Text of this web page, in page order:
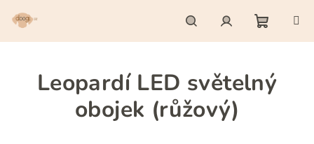
HledatPřihlášení
košík
Leopardí LED světelný
obojek (růžový)